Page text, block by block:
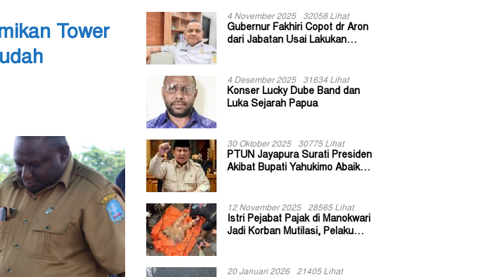
Tower
4 November 2025 32058 Lihat
Gubernur Fakhiri Copot dr Aron
dari Jabatan Usai Lakukan
4 Desember 2025 31634 Lihat
Konser Lucky Dube Band dan
Luka Sejarah Papua
30 Oktober 2025 30775 Lihat
PTUN Jayapura Surati Presiden
Akibat Bupati Yahukimo Abaikan
12 November 2025 28565 Lihat
Istri Pejabat Pajak di Manokwari
Jadi Korban Mutilasi, Pelaku
20 Januari 2026 21405 Lihat